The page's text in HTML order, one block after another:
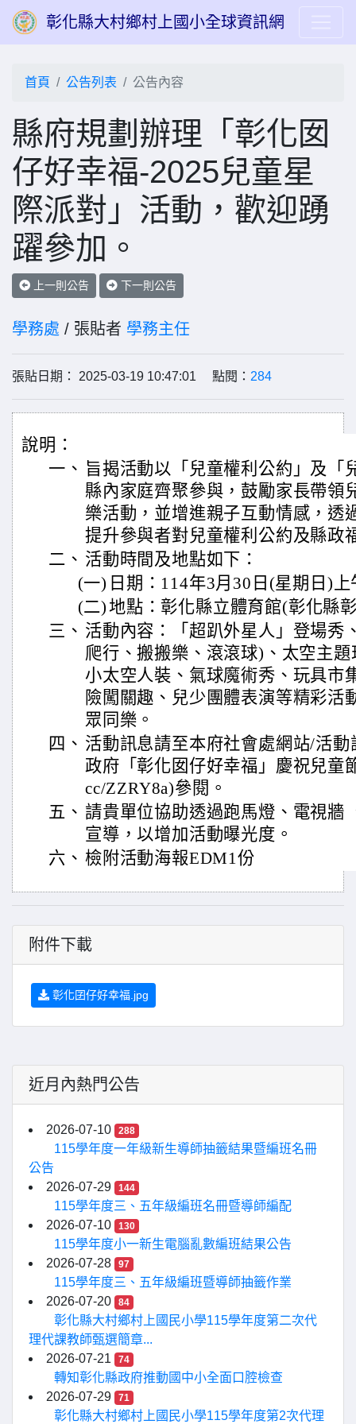
彰化縣大村鄉村上國小全球資訊網
首頁 公告列表 公告內容
縣府規劃辦理「彰化囡
仔好幸福-2025兒童星
際派對」活動，歡迎踴
躍參加。
上一則公告 下一則公告
學務處 / 張貼者 學務主任
張貼日期： 2025-03-19 10:47:01 點閱： 284
說明：
一、 旨揭活動以「兒童權利公約」及「
縣內家庭齊聚參與，鼓勵家長帶領
樂活動，並增進親子互動情感，透
提升參與者對兒童權利公約及縣政
二、 活動時間及地點如下：
(一) 日期：114年3月30日(星期日)
(二)地點：彰化縣立體育館(彰化縣
三、 活動內容：「超趴外星人」登場秀
爬行、搬搬樂、滾滾球)、太空主
小太空人裝、氣球魔術秀、玩具市
險闖關趣、兒少團體表演等精彩活
眾同樂。
四、 活動訊息請至本府社會處網站/活
政府「彰化囡仔好幸福」慶祝兒童
cc/ZZRY8a)參閱。
五、 請貴單位協助透過跑馬燈、電視牆
宣導，以增加活動曝光度。
六、 檢附活動海報EDM1份
附件下載
彰化囝仔好幸福.jpg
近月內熱門公告
2026-07-10 288
115學年度一年級新生導師抽籤結果暨編班名冊
公告
2026-07-29
144
115學年度三、五年級編班名冊暨導師編配
2026-07-10
130
115學年度小一新生電腦亂數編班結果公告
2026-07-28
97
115學年度三、五年級編班暨導師抽籤作業
2026-07-20
84
彰化縣大村鄉村上國民小學115學年度第二次代
理代課教師甄選簡章...
2026-07-21
74
轉知彰化縣政府推動國中小全面口腔檢查
2026-07-29
71
彰化縣大村鄉村上國民小學115學年度第2次代理